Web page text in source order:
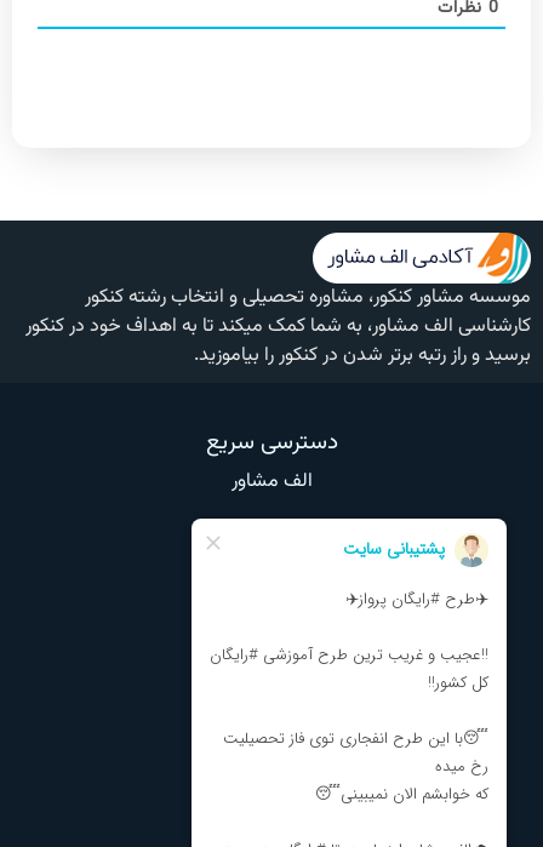
0 نظرات
موسسه مشاور کنکور، مشاوره تحصیلی و انتخاب رشته کنکور
کارشناسی الف مشاور، به شما کمک میکند تا به اهداف خود در کنکور
برسید و راز رتبه برتر شدن در کنکور را بیاموزید.
دسترسی سریع
الف مشاور
درباره ما
مشاوره انتخاب رشته